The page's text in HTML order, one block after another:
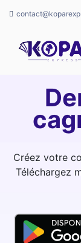
Créez votre
Téléchargez